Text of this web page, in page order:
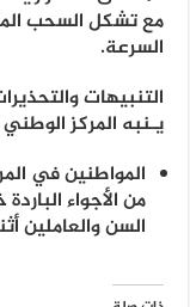
مع تشكل السحب
السرعة.
التنبيهات
يـنبه المركز الوطني
المواطنين في
من الأجواء
السن والعاملين